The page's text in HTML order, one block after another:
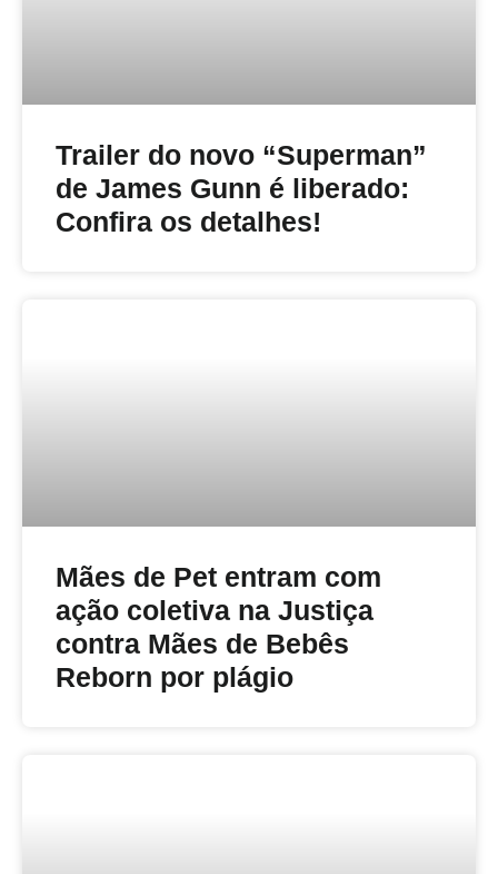
Trailer do novo “Superman”
de James Gunn é liberado:
Confira os detalhes!
Mães de Pet entram com
ação coletiva na Justiça
contra Mães de Bebês
Reborn por plágio